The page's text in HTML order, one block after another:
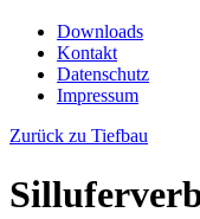
Downloads
Kontakt
Datenschutz
Impressum
Zurück zu Tiefbau